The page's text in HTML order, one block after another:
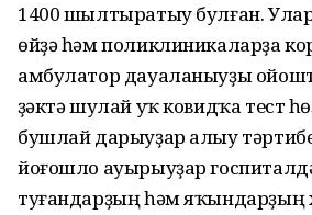
1400 шылтыратыу булған.
өйҙә һәм поликлиникаларҙа
амбулатор дауаланыуҙы
Үҙәктә шулай уҡ ковидҡа тест
бушлай дарыуҙар алыу
йоғошло ауырыуҙар
туғандарҙың һәм яҡындарҙың